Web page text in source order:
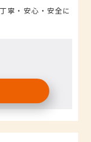
寧・安心・安全に